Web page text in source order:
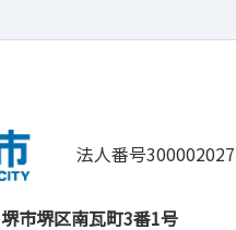
法人番号
堺市堺区南瓦町3番1号